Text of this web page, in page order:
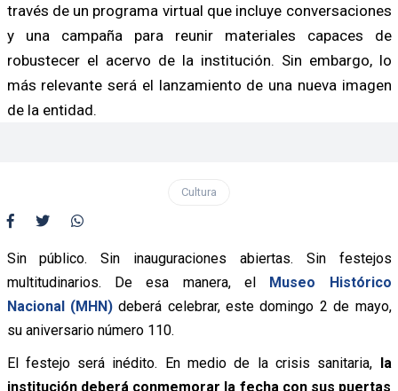
través de un programa virtual que incluye conversaciones
y una campaña para reunir materiales capaces de
robustecer el acervo de la institución. Sin embargo, lo
más relevante será el lanzamiento de una nueva imagen
de la entidad.
Cultura
Sin público. Sin inauguraciones abiertas. Sin festejos
multitudinarios. De esa manera, el Museo Histórico
Nacional (MHN)deberá celebrar, este domingo 2 de mayo,
su aniversario número 110.
El festejo será inédito. En medio de la crisis sanitaria, la
institución deberá conmemorar la fecha con sus puertas